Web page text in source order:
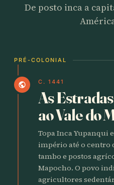
De posto inca a
PRÉ-COLONIAL
public C. 1441
As
ao Vale do
Topa Inca Yupanqui
império até o centro
tambo e postos
Mapocho. O povo
agricultores